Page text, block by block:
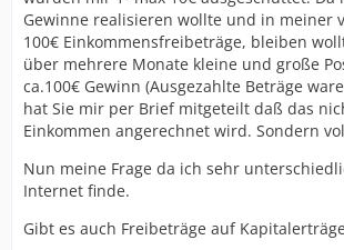
Gewinne realisieren wollte und in meiner
100€ Einkommensfreibeträge, bleiben
über mehrere Monate kleine und große
ca.100€ Gewinn (Ausgezahlte Beträge
hat Sie mir per Brief mitgeteilt daß das
Einkommen angerechnet wird. Sondern
Nun meine Frage da ich sehr
Internet finde.
Gibt es auch Freibeträge auf